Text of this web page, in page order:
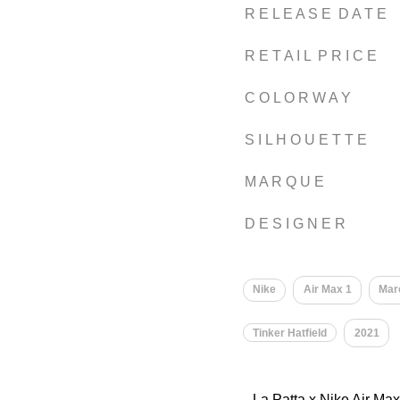
R E L E A S E D A T E
R E T A I L P R I C E
C O L O R W A Y
S I L H O U E T T E
M A R Q U E
D E S I G N E R
Nike Air Max 1
Tinker Hatfield 2021